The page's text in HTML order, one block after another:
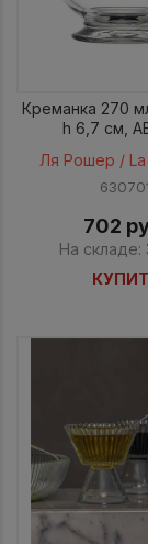
Креманка 270
h 6,7 см,
Ля Рошер / La
702
На складе: